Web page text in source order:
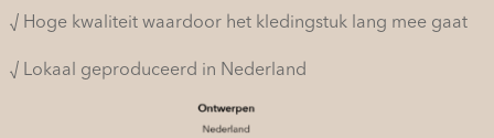
√ Hoge kwaliteit waardoor het kledingstuk lang mee gaat
√ Lokaal geproduceerd in Nederland